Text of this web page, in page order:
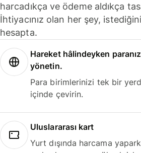
harcadıkça ve ödeme aldıkça
İhtiyacınız olan her şey,
hesapta.
Hareket hâlindeyken
yönetin.
Para birimlerinizi tek bir
içinde çevirin.
Uluslararası kart
Yurt dışında harcama